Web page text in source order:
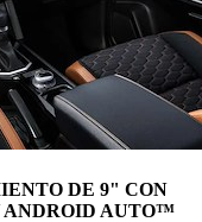
DE 9" CON
ANDROID AUTO™